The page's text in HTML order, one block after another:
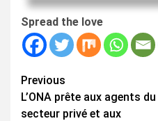
Spread the love
Continue
Reading
Previous
L’ONA prête aux agents du
secteur privé et aux